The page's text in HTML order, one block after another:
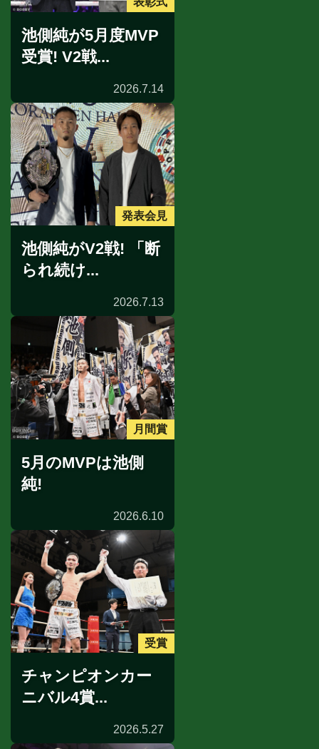
池側純が5月度MVP
受賞! V2戦...
2026.7.14
発表会見
池側純がV2戦! 「断
られ続け...
2026.7.13
月間賞
5月のMVPは池側
純!
2026.6.10
受賞
チャンピオンカー
ニバル4賞...
2026.5.27